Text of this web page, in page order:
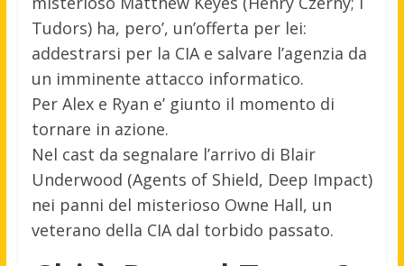
Tudors) ha, pero’, un’offerta per lei:
addestrarsi per la CIA e salvare l’agenzia da
un imminente attacco informatico.
Per Alex e Ryan e’ giunto il momento di
tornare in azione.
Nel cast da segnalare l’arrivo di Blair
Underwood (Agents of Shield, Deep Impact)
nei panni del misterioso Owne Hall, un
veterano della CIA dal torbido passato.